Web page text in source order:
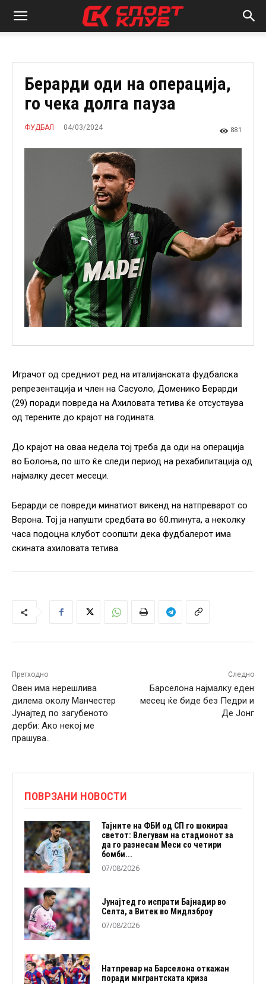
Берарди оди на операција,
го чека долга пауза
ФУДБАЛ 04/03/2024 881
Играчот од средниот ред на италијанската фудбалска
репрезентација и член на Сасуоло, Доменико Берарди
(29) поради повреда на Ахиловата тетива ќе отсуствува
од терените до крајот на годината.
До крајот на оваа недела тој треба да оди на операција
во Болоња, по што ќе следи период на рехабилитација од
најмалку десет месеци.
Берарди се повреди минатиот викенд на натпреварот со
Верона. Тој ја напушти средбата во 60.mинута, а неколку
часа подоцна клубот соопшти дека фудбалерот има
скината ахиловата тетива.
Претходно
Овен има нерешлива
дилема околу Манчестер
Јунајтед по загубеното
дерби: Ако некој ме
прашува..
Следно
Барселона најмалку еден
месец ќе биде без Педри и
Де Јонг
ПОВРЗАНИ НОВОСТИ
Тајните на ФБИ од СП го шокираа
светот: Влегувам на стадионот за
да го разнесам Меси со четири
бомби...
07/08/2026
Јунајтед го испрати Бајнадир во
Селта, а Витек во Мидлзброу
07/08/2026
Натпревар на Барселона откажан
поради мигрантската криза